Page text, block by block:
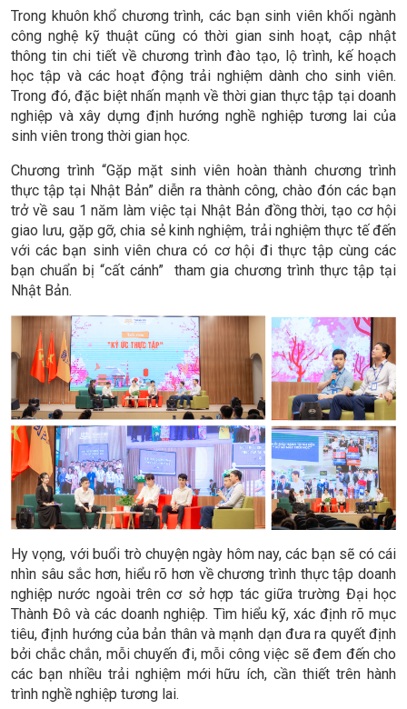
Trong khuôn khổ chương trình, các bạn sinh viên khối ngành
công nghệ kỹ thuật cũng có thời gian sinh hoạt, cập nhật
thông tin chi tiết về chương trình đào tạo, lộ trình, kế hoạch
học tập và các hoạt động trải nghiệm dành cho sinh viên.
Trong đó, đặc biệt nhấn mạnh về thời gian thực tập tại doanh
nghiệp và xây dựng định hướng nghề nghiệp tương lai của
sinh viên trong thời gian học.
Chương trình “Gặp mặt sinh viên hoàn thành chương trình
thực tập tại Nhật Bản” diễn ra thành công, chào đón các bạn
trở về sau 1 năm làm việc tại Nhật Bản đồng thời, tạo cơ hội
giao lưu, gặp gỡ, chia sẻ kinh nghiệm, trải nghiệm thực tế đến
với các bạn sinh viên chưa có cơ hội đi thực tập cùng các
bạn chuẩn bị “cất cánh” tham gia chương trình thực tập tại
Nhật Bản.
Hy vọng, với buổi trò chuyện ngày hôm nay, các bạn sẽ có cái
nhìn sâu sắc hơn, hiểu rõ hơn về chương trình thực tập doanh
nghiệp nước ngoài trên cơ sở hợp tác giữa trường Đại học
Thành Đô và các doanh nghiệp. Tìm hiểu kỹ, xác định rõ mục
tiêu, định hướng của bản thân và mạnh dạn đưa ra quyết định
bởi chắc chắn, mỗi chuyến đi, mỗi công việc sẽ đem đến cho
các bạn nhiều trải nghiệm mới hữu ích, cần thiết trên hành
trình nghề nghiệp tương lai.